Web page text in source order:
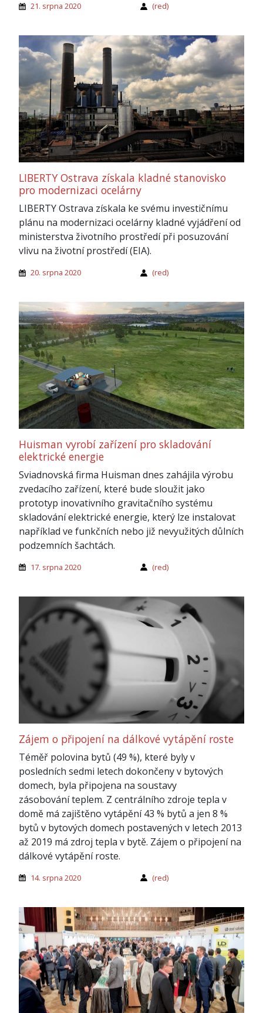
21. srpna 2020 (red)
LIBERTY Ostrava získala kladné stanovisko
pro modernizaci ocelárny
LIBERTY Ostrava získala ke svému investičnímu
plánu na modernizaci ocelárny kladné vyjádření od
ministerstva životního prostředí při posuzování
vlivu na životní prostředí (EIA).
20. srpna 2020 (red)
Huisman vyrobí zařízení pro skladování
elektrické energie
Sviadnovská firma Huisman dnes zahájila výrobu
zvedacího zařízení, které bude sloužit jako
prototyp inovativního gravitačního systému
skladování elektrické energie, který lze instalovat
například ve funkčních nebo již nevyužitých důlních
podzemních šachtách.
17. srpna 2020 (red)
Zájem o připojení na dálkové vytápění roste
Téměř polovina bytů (49 %), které byly v
posledních sedmi letech dokončeny v bytových
domech, byla připojena na soustavy
zásobování teplem. Z centrálního zdroje tepla v
domě má zajištěno vytápění 43 % bytů a jen 8 %
bytů v bytových domech postavených v letech 2013
až 2019 má zdroj tepla v bytě. Zájem o připojení na
dálkové vytápění roste.
14. srpna 2020 (red)